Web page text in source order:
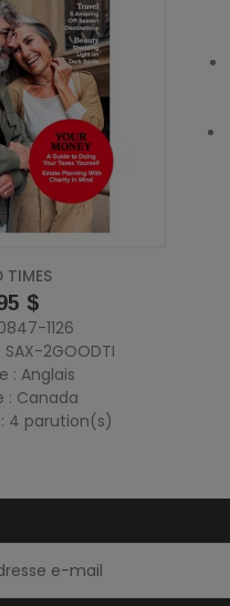
TIMES
$
1126
2GOODTI
: Anglais
: Canada
4 parution(s)